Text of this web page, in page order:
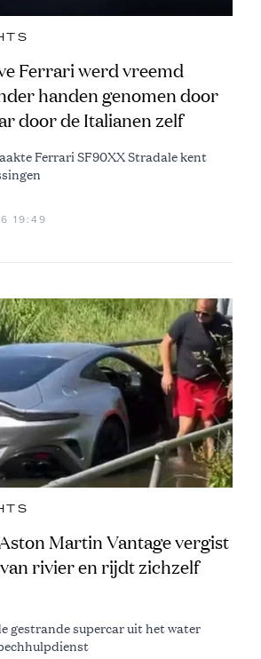
Ferrari werd vreemd
handen genomen door
door de Italianen zelf
Ferrari SF90XX Stradale kent
19:49
Martin Vantage vergist
rivier en rijdt zichzelf
gestrande supercar uit het water